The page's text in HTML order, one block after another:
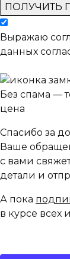
ПОЛУЧИТЬ
Выражаю
данных
Без спама —
цена
Спасибо за
Ваше
с вами
детали и
А пока
в курсе всех